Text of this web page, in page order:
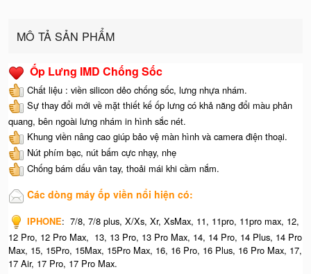
MÔ TẢ SẢN PHẨM
Ốp Lưng IMD Chống Sốc
Chất liệu : viền silicon dẻo chống sốc, lưng nhựa nhám.
Sự thay đổi mới về mặt thiết kế ốp lưng có khả năng đổi màu phản
quang, bên ngoài lưng nhám in hình sắc nét.
Khung viền nâng cao giúp bảo vệ màn hình và camera điện thoại.
Nút phím bạc, nút bấm cực nhạy, nhẹ
Chống bám dấu vân tay, thoải mái khi cầm nắm.
Các dòng máy ốp viền nổi hiện có:
IPHONE: 7/8, 7/8 plus, X/Xs, Xr, XsMax, 11, 11pro, 11pro max, 12,
12 Pro, 12 Pro Max, 13, 13 Pro, 13 Pro Max, 14, 14 Pro, 14 Plus, 14 Pro
Max, 15, 15Pro, 15Max, 15Pro Max, 16, 16 Pro, 16 Plus, 16 Pro Max, 17,
17 Air, 17 Pro, 17 Pro Max.